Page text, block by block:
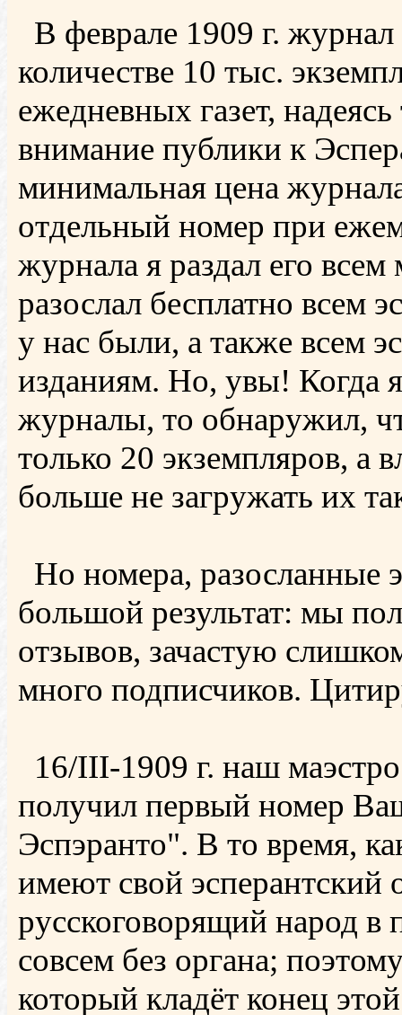
В феврале 1909 г.
количестве 10 тыс.
ежедневных газет,
внимание публики к
минимальная цена
отдельный номер при
журнала я раздал его
разослал бесплатно всем
у нас были, а также всем
изданиям. Но, увы! Когда
журналы, то обнаружил,
только 20 экземпляров, а
больше не загружать их
Но номера, разосланные
большой результат: мы
отзывов, зачастую
много подписчиков.
16/III-1909 г. наш
получил первый номер
Эспэранто". В то время,
имеют свой эсперантский
русскоговорящий народ в
совсем без органа;
который кладёт конец